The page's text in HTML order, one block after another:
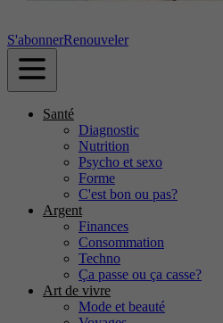
S'abonnerRenouveler
Santé
Diagnostic
Nutrition
Psycho et sexo
Forme
C'est bon ou pas?
Argent
Finances
Consommation
Techno
Ça passe ou ça casse?
Art de vivre
Mode et beauté